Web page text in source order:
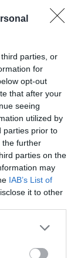
parties, or
for
opt-out
that after your
seeing
utilized by
parties prior to
the further
parties on the
may
IAB’s List of
it to other
εμφύτευσης
αύξηση κυρίως
παθήσεων
βηματοδότη για
και άλλων
ποιότητας